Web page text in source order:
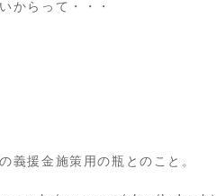
からって・・・
義援金施策用の瓶とのこと。